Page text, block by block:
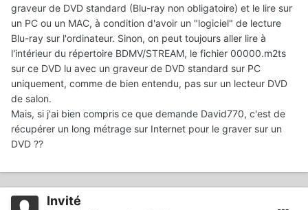
graveur de DVD standard (Blu-ray non obligatoire) et le lire sur
un PC ou un MAC, à condition d'avoir un "logiciel" de lecture
Blu-ray sur l'ordinateur. Sinon, on peut toujours aller lire à
l'intérieur du répertoire BDMV/STREAM, le fichier 00000.m2ts
sur ce DVD lu avec un graveur de DVD standard sur PC
uniquement, comme de bien entendu, pas sur un lecteur DVD
de salon.
Mais, si j'ai bien compris ce que demande David770, c'est de
récupérer un long métrage sur Internet pour le graver sur un
DVD ??
Invité